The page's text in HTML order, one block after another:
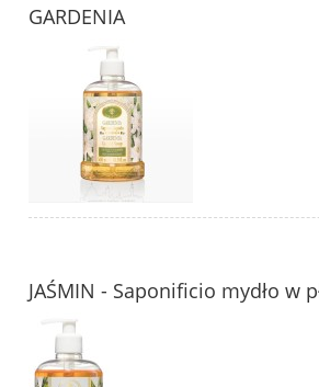
GARDENIA
JAŚMIN - Saponificio mydło w